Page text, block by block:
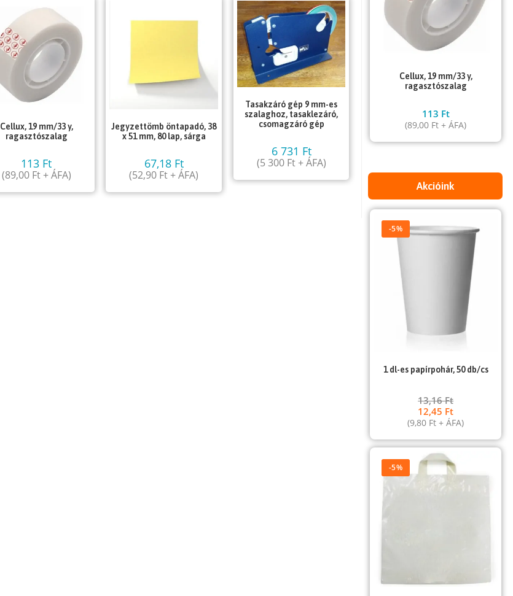
Cellux, 19 mm/33 y,
ragasztószalag
113 Ft
(89,00 Ft+ ÁFA)
Jegyzettömb öntapadó, 38
x 51 mm, 80 lap, sárga
67,18 Ft
(52,90 Ft+ ÁFA)
Tasakzáró gép 9 mm-es
szalaghoz, tasaklezáró,
csomagzáró gép
6 731 Ft
(5 300 Ft+ ÁFA)
Cellux, 19 mm/33 y,
ragasztószalag
113 Ft
(89,00 Ft + ÁFA)
Akcióink
-5%
1 dl-es papírpohár, 50 db/cs
13,16Ft
12,45 Ft
(9,80 Ft + ÁFA)
-5%